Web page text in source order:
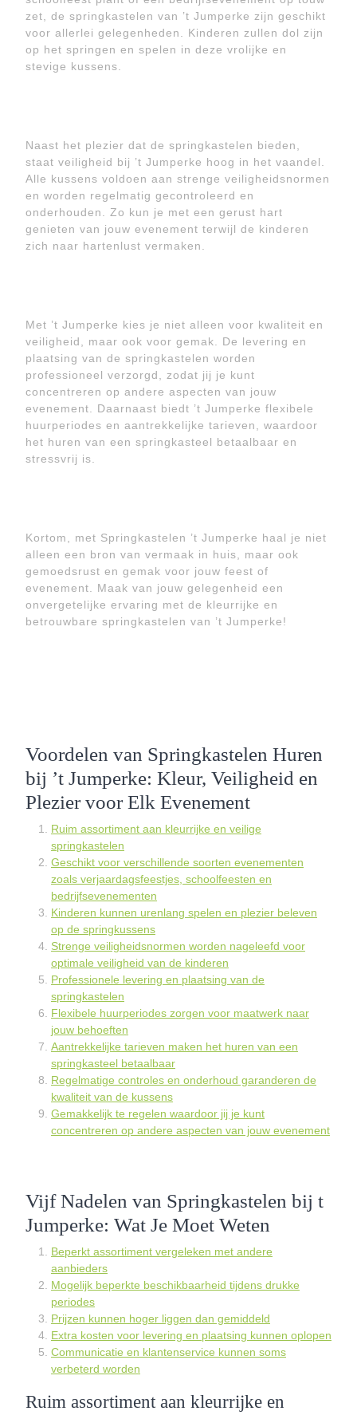
zet, de springkastelen van ’t Jumperke zijn geschikt
voor allerlei gelegenheden. Kinderen zullen dol zijn
op het springen en spelen in deze vrolijke en
stevige kussens.
Naast het plezier dat de springkastelen bieden,
staat veiligheid bij ’t Jumperke hoog in het vaandel.
Alle kussens voldoen aan strenge veiligheidsnormen
en worden regelmatig gecontroleerd en
onderhouden. Zo kun je met een gerust hart
genieten van jouw evenement terwijl de kinderen
zich naar hartenlust vermaken.
Met ’t Jumperke kies je niet alleen voor kwaliteit en
veiligheid, maar ook voor gemak. De levering en
plaatsing van de springkastelen worden
professioneel verzorgd, zodat jij je kunt
concentreren op andere aspecten van jouw
evenement. Daarnaast biedt ’t Jumperke flexibele
huurperiodes en aantrekkelijke tarieven, waardoor
het huren van een springkasteel betaalbaar en
stressvrij is.
Kortom, met Springkastelen ’t Jumperke haal je niet
alleen een bron van vermaak in huis, maar ook
gemoedsrust en gemak voor jouw feest of
evenement. Maak van jouw gelegenheid een
onvergetelijke ervaring met de kleurrijke en
betrouwbare springkastelen van ’t Jumperke!
Voordelen van Springkastelen Huren
bij ’t Jumperke: Kleur, Veiligheid en
Plezier voor Elk Evenement
Ruim assortiment aan kleurrijke en veilige
springkastelen
Geschikt voor verschillende soorten evenementen
zoals verjaardagsfeestjes, schoolfeesten en
bedrijfsevenementen
Kinderen kunnen urenlang spelen en plezier beleven
op de springkussens
Strenge veiligheidsnormen worden nageleefd voor
optimale veiligheid van de kinderen
Professionele levering en plaatsing van de
springkastelen
Flexibele huurperiodes zorgen voor maatwerk naar
jouw behoeften
Aantrekkelijke tarieven maken het huren van een
springkasteel betaalbaar
Regelmatige controles en onderhoud garanderen de
kwaliteit van de kussens
Gemakkelijk te regelen waardoor jij je kunt
concentreren op andere aspecten van jouw evenement
Vijf Nadelen van Springkastelen bij t
Jumperke: Wat Je Moet Weten
Beperkt assortiment vergeleken met andere
aanbieders
Mogelijk beperkte beschikbaarheid tijdens drukke
periodes
Prijzen kunnen hoger liggen dan gemiddeld
Extra kosten voor levering en plaatsing kunnen oplopen
Communicatie en klantenservice kunnen soms
verbeterd worden
Ruim assortiment aan kleurrijke en